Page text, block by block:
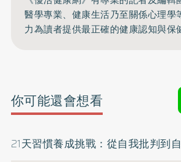
醫學專業、健康生活乃至關係心理學
力為讀者提供最正確的健康認知與保
你可能還會想看
21天習慣養成挑戰：從自我批判到